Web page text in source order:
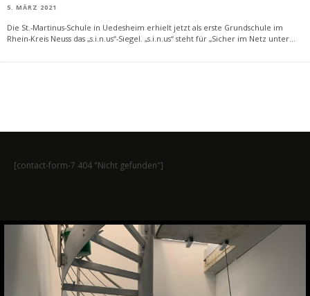
5. MÄRZ 2021
Die St.-Martinus-Schule in Uedesheim erhielt jetzt als erste Grundschule im
Rhein-Kreis Neuss das „s.i.n.us“-Siegel. „s.i.n.us“ steht für „Sicher im Netz unter...
[contact-form-7 404 "Nicht gefunden"]